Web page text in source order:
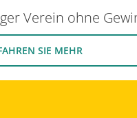
Verein ohne
SIE MEHR